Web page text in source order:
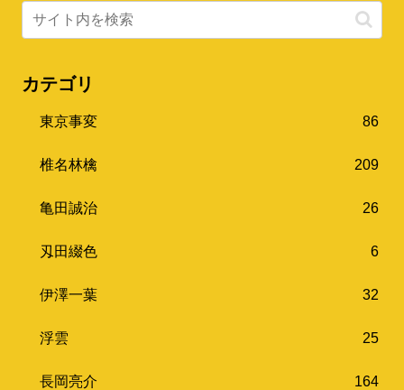
カテゴリ
東京事変 86
椎名林檎 209
亀田誠治 26
刄田綴色 6
伊澤一葉 32
浮雲 25
長岡亮介 164